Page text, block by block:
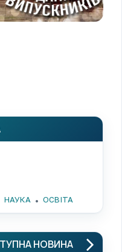
НАУКА ОСВІТА
НОВИНА